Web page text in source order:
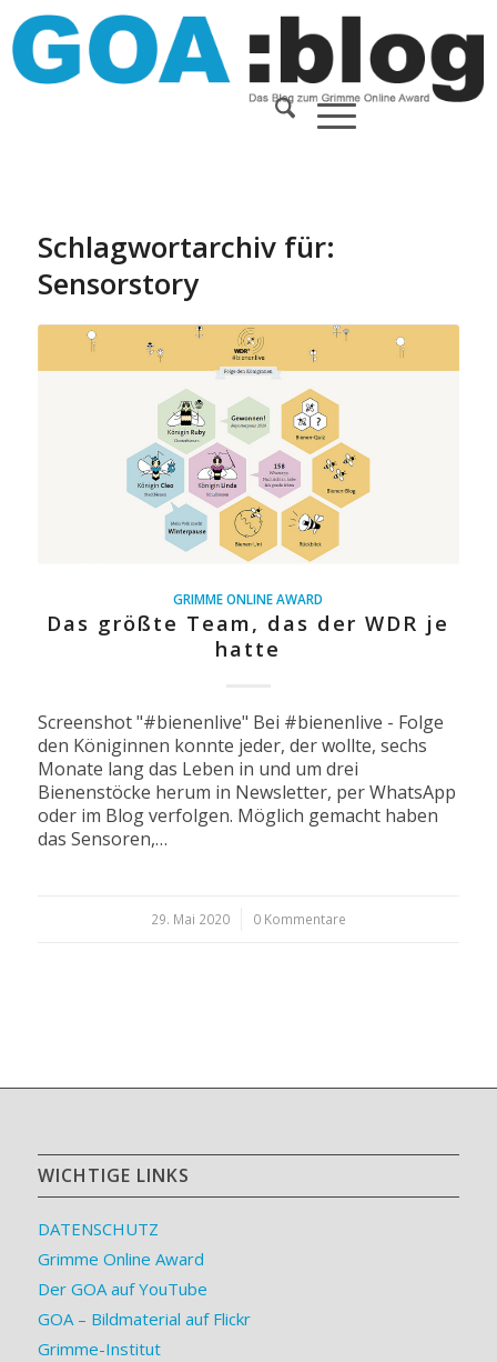
Schlagwortarchiv für:
Sensorstory
GRIMME ONLINE AWARD
Das größte Team, das der WDR je
hatte
Screenshot "#bienenlive" Bei #bienenlive - Folge
den Königinnen konnte jeder, der wollte, sechs
Monate lang das Leben in und um drei
Bienenstöcke herum in Newsletter, per WhatsApp
oder im Blog verfolgen. Möglich gemacht haben
das Sensoren,…
29. Mai 2020 0 Kommentare
WICHTIGE LINKS
DATENSCHUTZ
Grimme Online Award
Der GOA auf YouTube
GOA – Bildmaterial auf Flickr
Grimme-Institut